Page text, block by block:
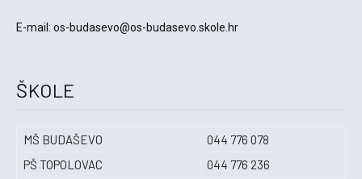
E-mail: os-budasevo@os-budasevo.skole.hr
ŠKOLE
MŠ BUDAŠEVO
044 776 078
PŠ TOPOLOVAC
044 776 236